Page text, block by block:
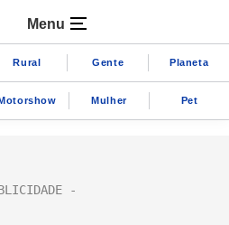
Menu
Rural Gente Planeta
Mulher Pet